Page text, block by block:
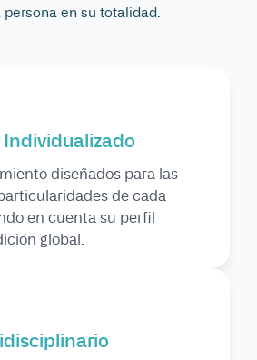
en su totalidad.
diseñados para las
de cada
en cuenta su perfil
global.